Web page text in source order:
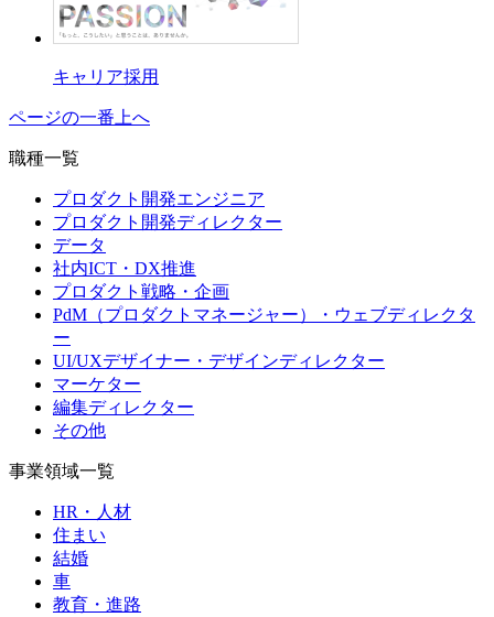
キャリア採用
ページの一番上へ
職種一覧
プロダクト開発エンジニア
プロダクト開発ディレクター
データ
社内ICT・DX推進
プロダクト戦略・企画
PdM（プロダクトマネージャー）・ウェブディレクタ
ー
UI/UXデザイナー・デザインディレクター
マーケター
編集ディレクター
その他
事業領域一覧
HR・人材
住まい
結婚
車
教育・進路